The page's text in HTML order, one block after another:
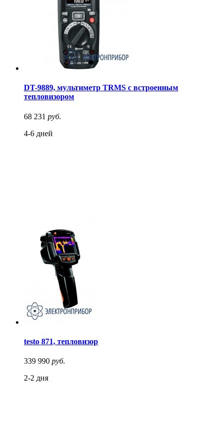
DT-9889, мультиметр TRMS с встроенным
тепловизором
68 231 руб.
4-6 дней
testo 871, тепловизор
339 990 руб.
2-2 дня